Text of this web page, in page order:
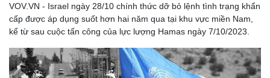
VOV.VN - Israel ngày 28/10 chính thức dỡ bỏ lệnh tình trạng khẩn
cấp được áp dụng suốt hơn hai năm qua tại khu vực miền Nam,
kể từ sau cuộc tấn công của lực lượng Hamas ngày 7/10/2023.